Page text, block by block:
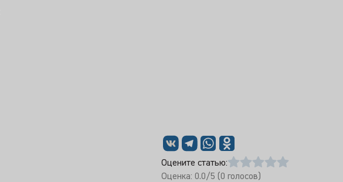
Оцените статью:
Оценка: 0.0/5 (0 голосов)